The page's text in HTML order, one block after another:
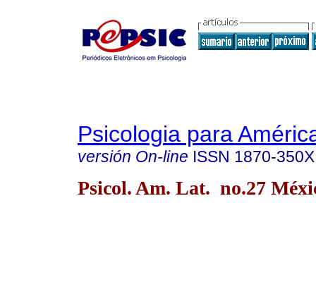
Psicologia para
versión On-line ISSN 1870-350X
Psicol. Am. Lat. no.27